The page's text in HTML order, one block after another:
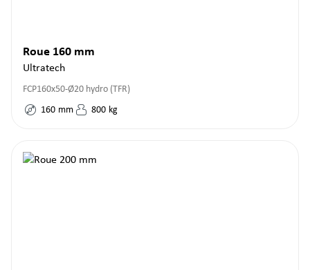
Roue 160 mm
Ultratech
FCP160x50-Ø20 hydro (TFR)
160 mm 800 kg